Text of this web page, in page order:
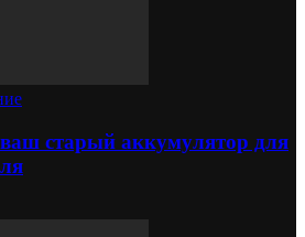
старый аккумулятор для